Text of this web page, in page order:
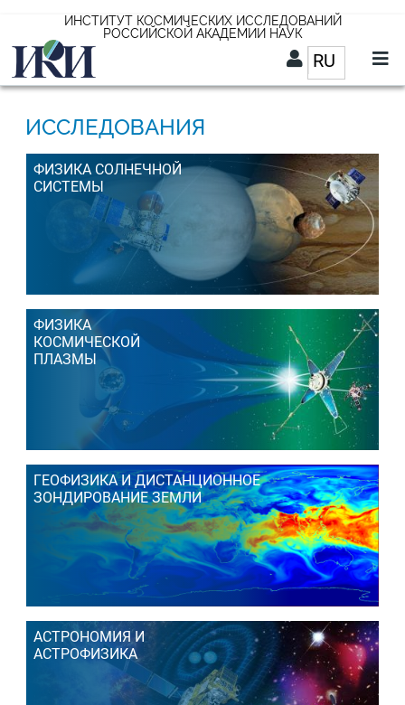
основному
содержанию
ИНСТИТУТ КОСМИЧЕСКИХ ИССЛЕДОВАНИЙ
РОССИЙСКОЙ АКАДЕМИИ НАУК
RUСписок
RU
ИССЛЕДОВАНИЯ
ФИЗИКА СОЛНЕЧНОЙ
СИСТЕМЫ
ФИЗИКА
КОСМИЧЕСКОЙ
ПЛАЗМЫ
ГЕОФИЗИКА И ДИСТАНЦИОННОЕ
ЗОНДИРОВАНИЕ ЗЕМЛИ
АСТРОНОМИЯ И
АСТРОФИЗИКА